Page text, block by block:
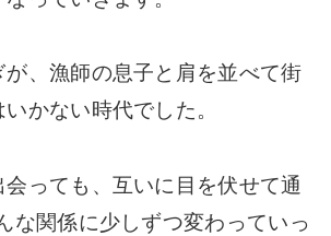
、漁師の息子と肩を並べて街
かない時代でした。
っても、互いに目を伏せて通
な関係に少しずつ変わっていっ